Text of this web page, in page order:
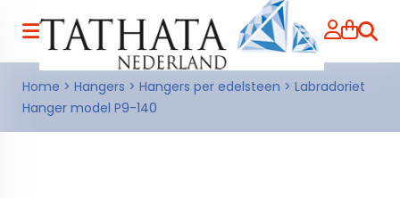
Home > Hangers > Hangers per edelsteen > Labradoriet
Hanger model P9-140